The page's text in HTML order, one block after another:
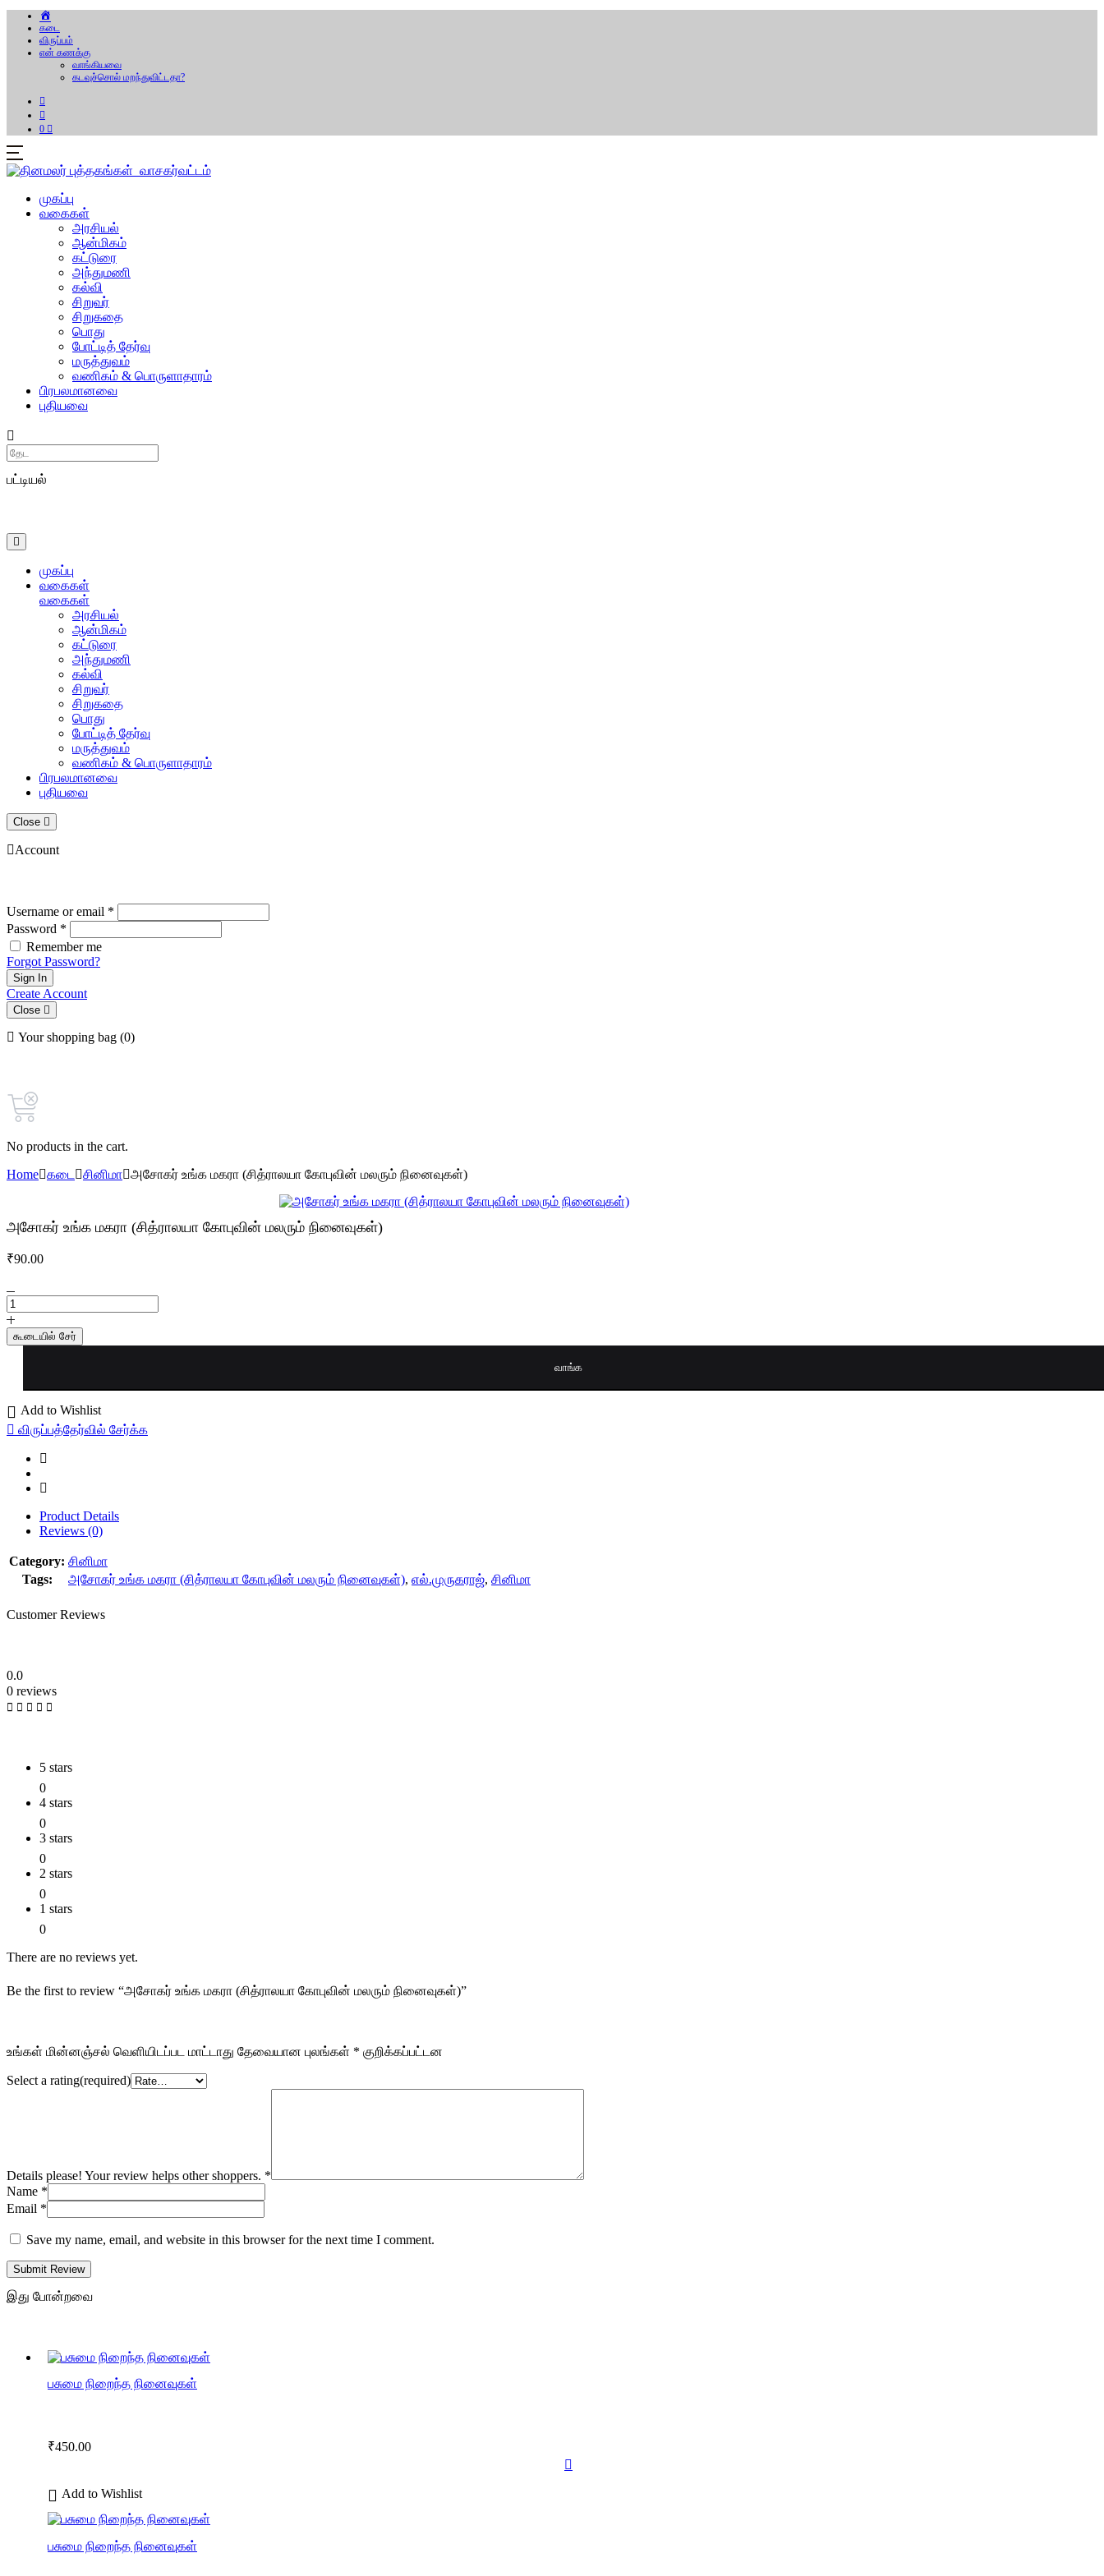
கடை
விருப்பம்
என் கணக்கு
வாங்கியவை
கடவுச்சொல் மறந்துவிட்டதா?
0
முகப்பு
வகைகள்
அரசியல்
ஆன்மிகம்
கட்டுரை
அந்துமணி
கல்வி
சிறுவர்
சிறுகதை
பொது
போட்டித் தேர்வு
மருத்துவம்
வணிகம் & பொருளாதாரம்
பிரபலமானவை
புதியவை
Search
பட்டியல்
முகப்பு
வகைகள்
வகைகள்
அரசியல்
ஆன்மிகம்
கட்டுரை
அந்துமணி
கல்வி
சிறுவர்
சிறுகதை
பொது
போட்டித் தேர்வு
மருத்துவம்
வணிகம் & பொருளாதாரம்
பிரபலமானவை
புதியவை
Close
Account
Username or email *
Password *
Remember me
Forgot Password?
Sign In
Create Account
Close
Your shopping bag (0)
No products in the cart.
Home கடை சினிமா அசோகர் உங்க மகரா (சித்ராலயா கோபுவின் மலரும் நினைவுகள்)
அசோகர் உங்க மகரா (சித்ராலயா கோபுவின் மலரும் நினைவுகள்)
₹90.00
அசோகர்
உங்க
மகரா
(சித்ராலயா
நினைவுகள்)
quantity
கூடையில் சேர்
வாங்க
Add to Wishlist
விருப்பத்தேர்வில் சேர்க்க
Product Details
Reviews (0)
Category: சினிமா
Tags:
அசோகர் உங்க மகரா (சித்ராலயா கோபுவின் மலரும் நினைவுகள்), எல்.முருகராஜ், சினிமா
Customer Reviews
0.0
0 reviews
5 stars
0
4 stars
0
3 stars
0
2 stars
0
1 stars
0
There are no reviews yet.
Be the first to review “அசோகர் உங்க மகரா (சித்ராலயா கோபுவின் மலரும் நினைவுகள்)”
உங்கள் மின்னஞ்சல் வெளியிடப்பட மாட்டாது தேவையான புலங்கள் * குறிக்கப்பட்டன
Select a rating(required)
Details please! Your review helps other shoppers. *
Name *
Email *
Save my name, email, and website in this browser for the next time I comment.
Submit Review
இது போன்றவை
பசுமை நிறைந்த நினைவுகள்
₹450.00
Add to Wishlist
பசுமை நிறைந்த நினைவுகள்